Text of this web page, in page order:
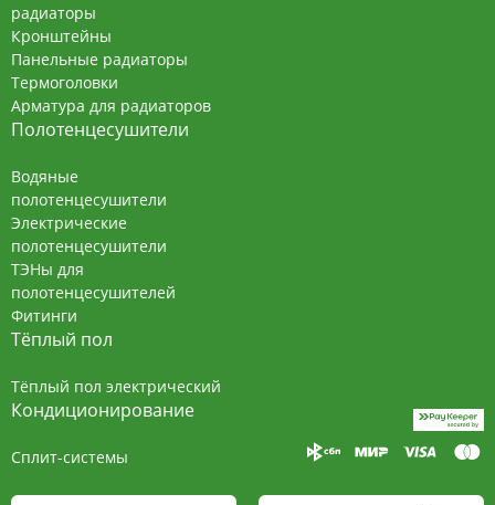
радиаторы
Кронштейны
Панельные радиаторы
Термоголовки
Арматура для радиаторов
Полотенцесушители
Водяные
полотенцесушители
Электрические
полотенцесушители
ТЭНы для
полотенцесушителей
Фитинги
Тёплый пол
Тёплый пол электрический
Кондиционирование
Сплит-системы